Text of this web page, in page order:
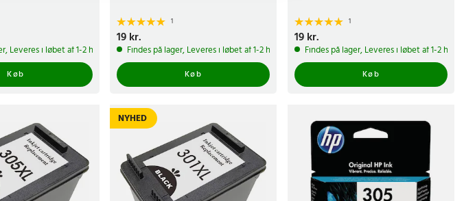
Leveres i løbet af 1-2 hverdage
Køb
1
Pris:19 kr.
19 kr.
Findes på lager, Leveres i løbet af 1-2 hverdage
Køb
1
Pris:19 kr.
19 kr.
Findes på lager, Leveres i løbet af 1-2
Køb
NYHED